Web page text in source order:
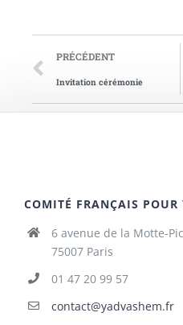
PRÉCÉDENT
Invitation cérémonie
COMITÉ FRANÇAIS
6 avenue de la Motte-
75007 Paris
01 47 20 99 57
contact@yadvashem.fr